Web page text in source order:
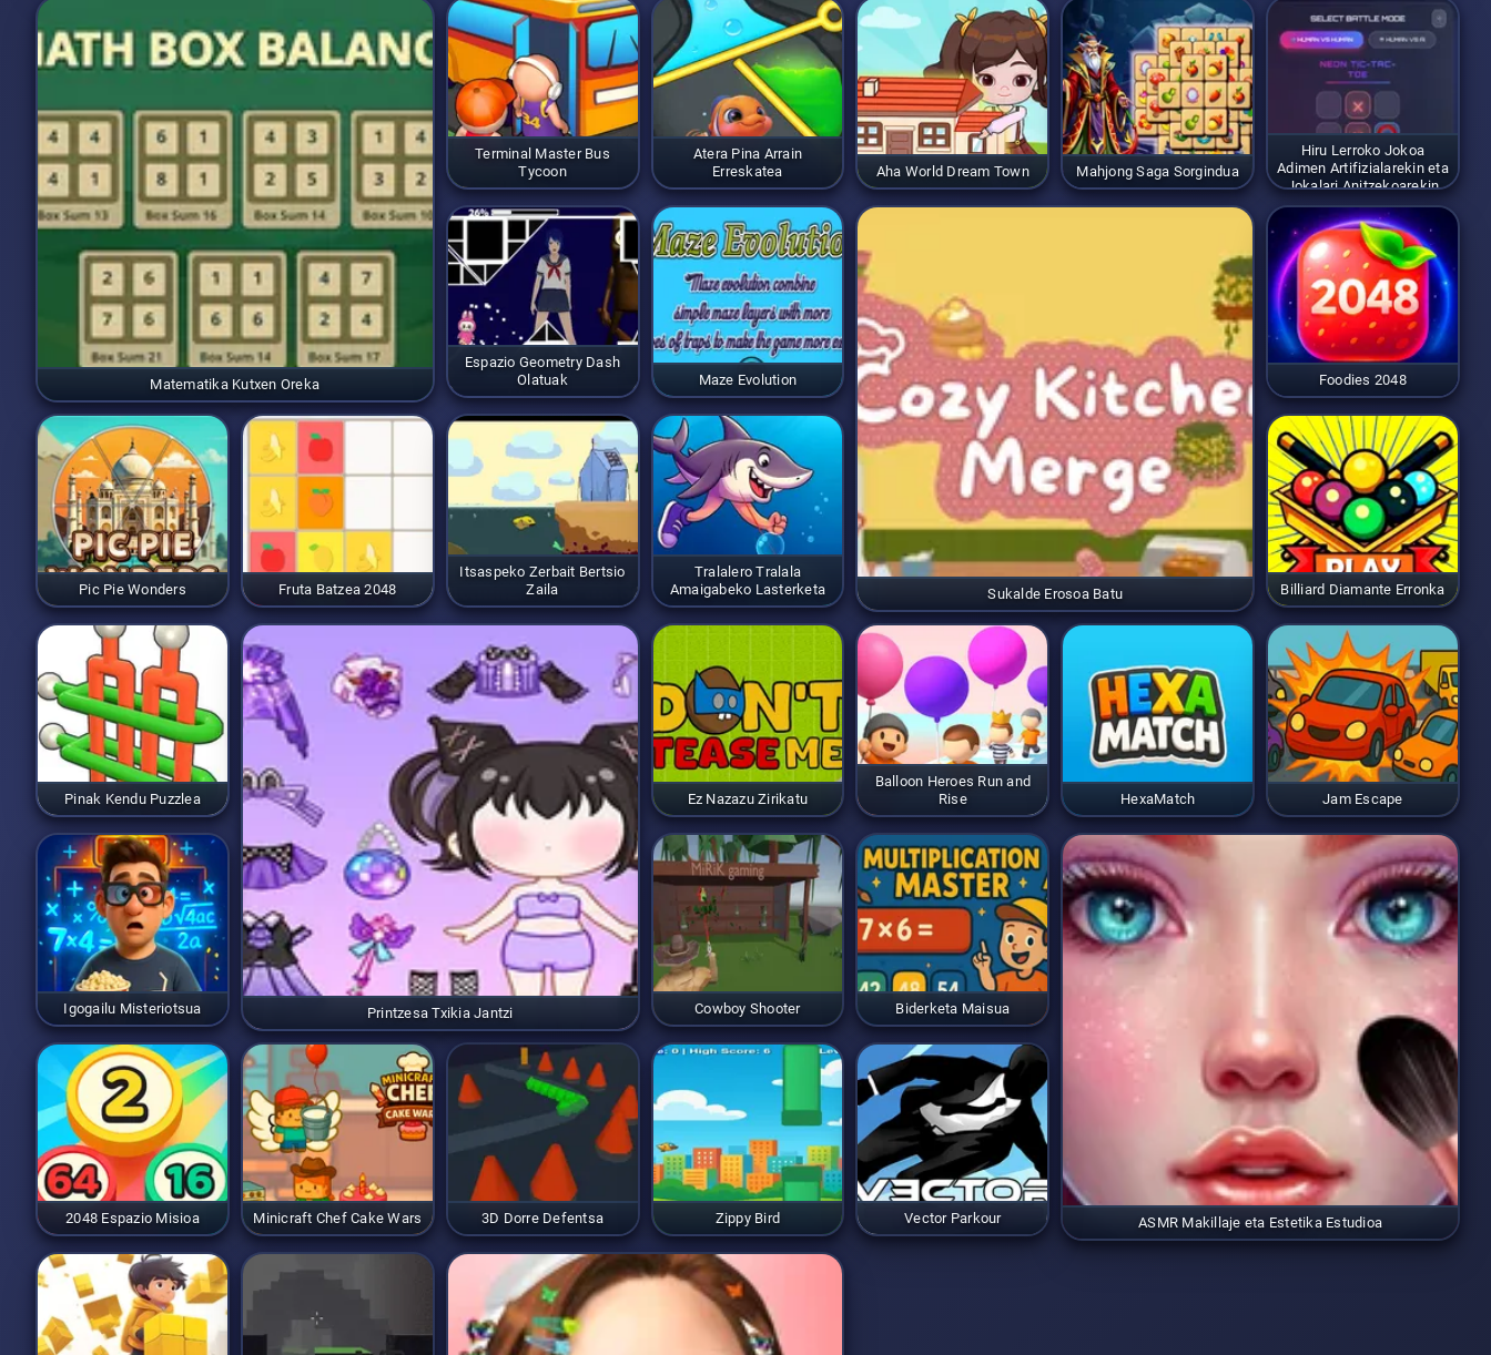
Matematika Kutxen Oreka
Terminal Master Bus
Tycoon
Atera Pina Arrain
Erreskatea
Aha World Dream Town Mahjong Saga Sorgindua
Hiru Lerroko Jokoa
Adimen Artifizialarekin eta
Jokalari Anitzekoarekin
Espazio Geometry Dash
Olatuak
Maze Evolution
Sukalde Erosoa Batu
Foodies 2048
Pic Pie Wonders Fruta Batzea 2048
Itsaspeko Zerbait Bertsio
Zaila
Tralalero Tralala
Amaigabeko Lasterketa
Billiard Diamante Erronka
Pinak Kendu Puzzlea
Printzesa Txikia Jantzi
Ez Nazazu Zirikatu
Balloon Heroes Run and
Rise
HexaMatch Jam Escape
Igogailu Misteriotsua Cowboy Shooter Biderketa Maisua
ASMR Makillaje eta Estetika Estudioa
2048 Espazio Misioa Minicraft Chef Cake Wars 3D Dorre Defentsa Zippy Bird Vector Parkour